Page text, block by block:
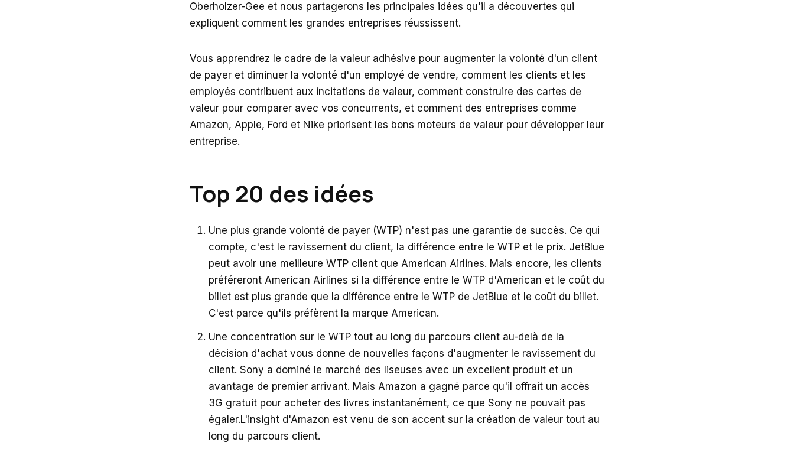
Oberholzer-Gee et nous partagerons les principales idées qu'il a découvertes qui
expliquent comment les grandes entreprises réussissent.
Vous apprendrez le cadre de la valeur adhésive pour augmenter la volonté d'un client
de payer et diminuer la volonté d'un employé de vendre, comment les clients et les
employés contribuent aux incitations de valeur, comment construire des cartes de
valeur pour comparer avec vos concurrents, et comment des entreprises comme
Amazon, Apple, Ford et Nike priorisent les bons moteurs de valeur pour développer leur
entreprise.
Top 20 des idées
Une plus grande volonté de payer (WTP) n'est pas une garantie de succès. Ce qui
compte, c'est le ravissement du client, la différence entre le WTP et le prix. JetBlue
peut avoir une meilleure WTP client que American Airlines. Mais encore, les clients
préféreront American Airlines si la différence entre le WTP d'American et le coût du
billet est plus grande que la différence entre le WTP de JetBlue et le coût du billet.
C'est parce qu'ils préfèrent la marque American.
Une concentration sur le WTP tout au long du parcours client au-delà de la
décision d'achat vous donne de nouvelles façons d'augmenter le ravissement du
client. Sony a dominé le marché des liseuses avec un excellent produit et un
avantage de premier arrivant. Mais Amazon a gagné parce qu'il offrait un accès
3G gratuit pour acheter des livres instantanément, ce que Sony ne pouvait pas
égaler.L'insight d'Amazon est venu de son accent sur la création de valeur tout au
long du parcours client.